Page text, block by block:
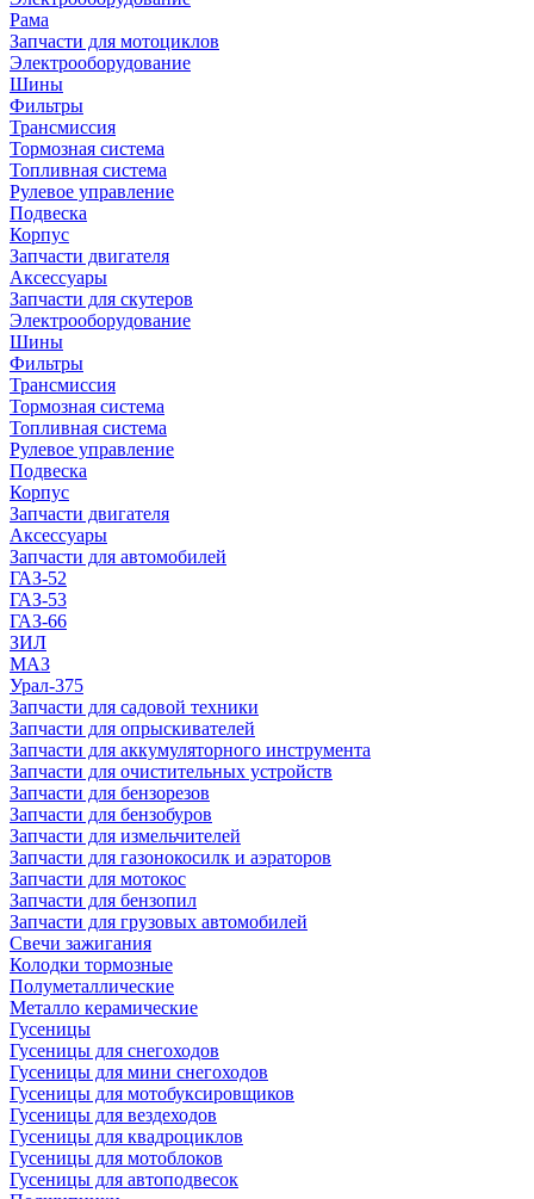
Рама
Запчасти для мотоциклов
Электрооборудование
Шины
Фильтры
Трансмиссия
Тормозная система
Топливная система
Рулевое управление
Подвеска
Корпус
Запчасти двигателя
Аксессуары
Запчасти для скутеров
Электрооборудование
Шины
Фильтры
Трансмиссия
Тормозная система
Топливная система
Рулевое управление
Подвеска
Корпус
Запчасти двигателя
Аксессуары
Запчасти для автомобилей
ГАЗ-52
ГАЗ-53
ГАЗ-66
ЗИЛ
МАЗ
Урал-375
Запчасти для садовой техники
Запчасти для опрыскивателей
Запчасти для аккумуляторного инструмента
Запчасти для очистительных устройств
Запчасти для бензорезов
Запчасти для бензобуров
Запчасти для измельчителей
Запчасти для газонокосилк и аэраторов
Запчасти для мотокос
Запчасти для бензопил
Запчасти для грузовых автомобилей
Свечи зажигания
Колодки тормозные
Полуметаллические
Металло керамические
Гусеницы
Гусеницы для снегоходов
Гусеницы для мини снегоходов
Гусеницы для мотобуксировщиков
Гусеницы для вездеходов
Гусеницы для квадроциклов
Гусеницы для мотоблоков
Гусеницы для автоподвесок